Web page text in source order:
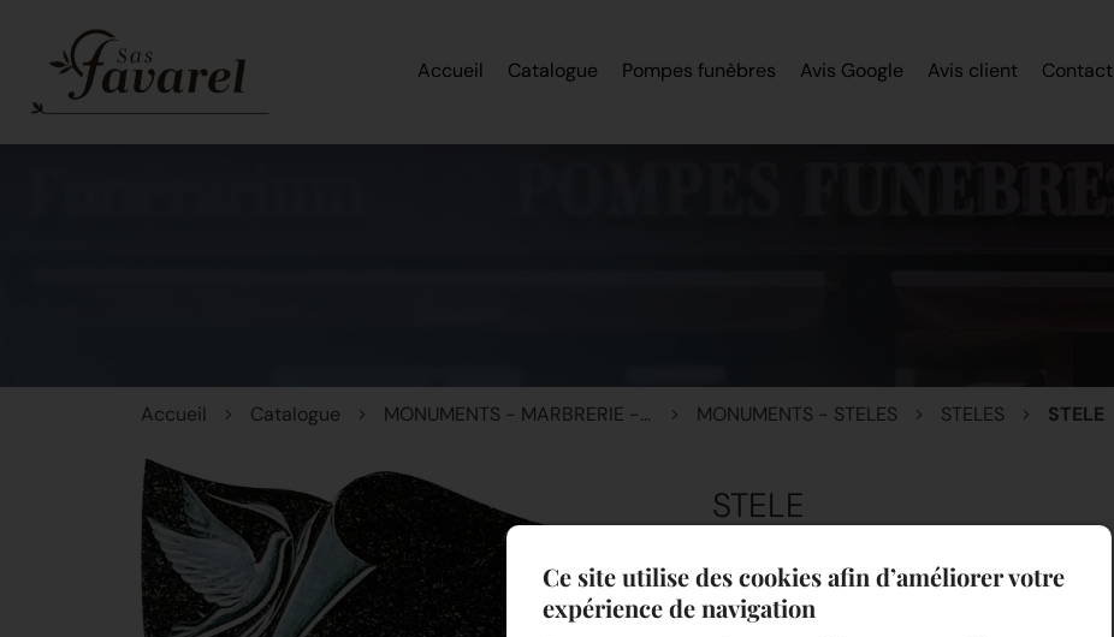
Accueil Catalogue Pompes funèbres Avis Google Avis client Contact
Accueil Catalogue MONUMENTS - MARBRERIE - STELES MONUMENTS - STELES STELES STELE
STELE
Référence S 42 C
Ce site utilise des cookies afin d’améliorer votre
expérience de navigation